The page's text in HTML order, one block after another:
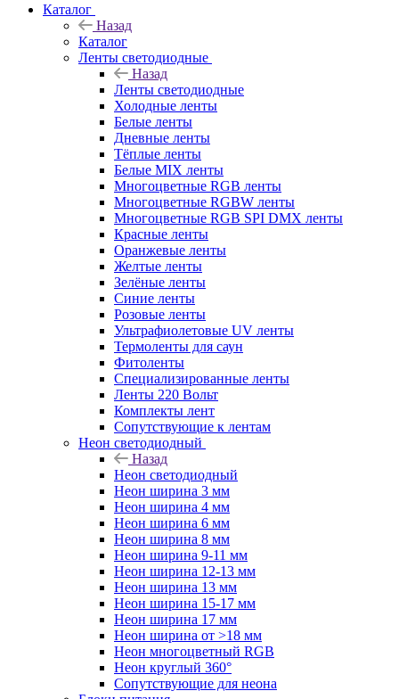
Каталог
Назад
Каталог
Ленты светодиодные
Назад
Ленты светодиодные
Холодные ленты
Белые ленты
Дневные ленты
Тёплые ленты
Белые MIX ленты
Многоцветные RGB ленты
Многоцветные RGBW ленты
Многоцветные RGB SPI DMX ленты
Красные ленты
Оранжевые ленты
Желтые ленты
Зелёные ленты
Синие ленты
Розовые ленты
Ультрафиолетовые UV ленты
Термоленты для саун
Фитоленты
Специализированные ленты
Ленты 220 Вольт
Комплекты лент
Сопутствующие к лентам
Неон светодиодный
Назад
Неон светодиодный
Неон ширина 3 мм
Неон ширина 4 мм
Неон ширина 6 мм
Неон ширина 8 мм
Неон ширина 9-11 мм
Неон ширина 12-13 мм
Неон ширина 13 мм
Неон ширина 15-17 мм
Неон ширина 17 мм
Неон ширина от >18 мм
Неон многоцветный RGB
Неон круглый 360°
Сопутствующие для неона